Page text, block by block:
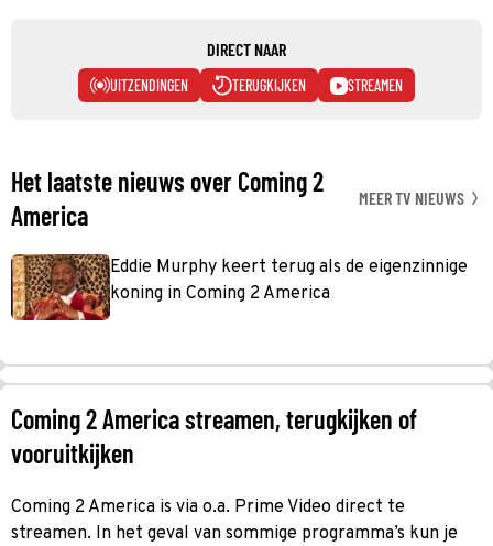
DIRECT NAAR
UITZENDINGEN TERUGKIJKEN STREAMEN
Het laatste nieuws over Coming 2
America
MEER TV NIEUWS
Eddie Murphy keert terug als de eigenzinnige
koning in Coming 2 America
Coming 2 America streamen, terugkijken of
vooruitkijken
Coming 2 America is via o.a. Prime Video direct te
streamen. In het geval van sommige programma’s kun je